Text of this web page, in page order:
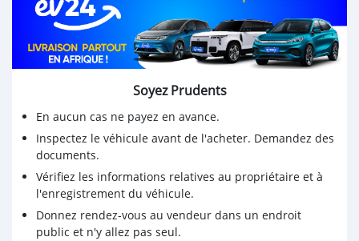
Soyez Prudents
En aucun cas ne payez en avance.
Inspectez le véhicule avant de l'acheter. Demandez des
documents.
Vérifiez les informations relatives au propriétaire et à
l'enregistrement du véhicule.
Donnez rendez-vous au vendeur dans un endroit
public et n'y allez pas seul.